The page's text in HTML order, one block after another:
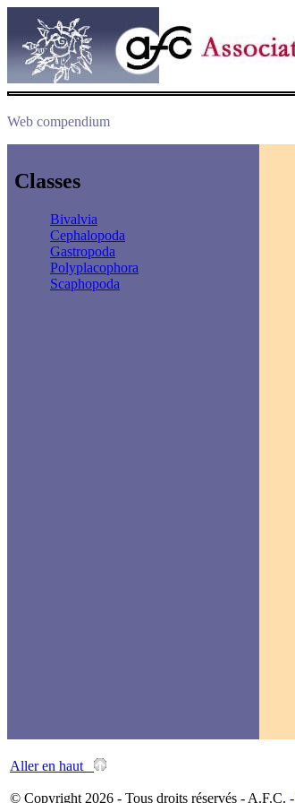
Web compendium
Classes
Bivalvia
Cephalopoda
Gastropoda
Polyplacophora
Scaphopoda
Aller en haut
© Copyright 2026 - Tous droits réservés - A.F.C. -